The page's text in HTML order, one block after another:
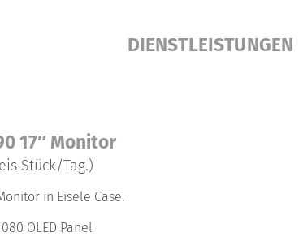
DIENSTLEISTUNGEN
17″ Monitor
Stück/Tag.)
in Eisele Case.
OLED Panel